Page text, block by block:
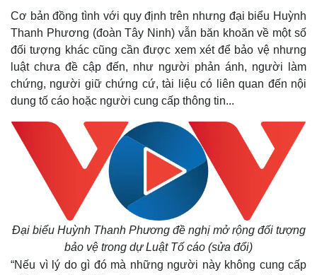
Giá cà phê
Cơ bản đồng tình với quy định trên nhưng đại biểu Huỳnh
Thanh Phương (đoàn Tây Ninh) vẫn băn khoăn về một số
đối tượng khác cũng cần được xem xét để bảo vệ nhưng
luật chưa đề cập đến, như người phản ánh, người làm
chứng, người giữ chứng cứ, tài liệu có liên quan đến nội
dung tố cáo hoặc người cung cấp thông tin...
Đại biểu Huỳnh Thanh Phương đề nghị mở rộng đối tượng
bảo vệ trong dự Luật Tố cáo (sửa đổi)
“Nếu vì lý do gì đó mà những người này không cung cấp